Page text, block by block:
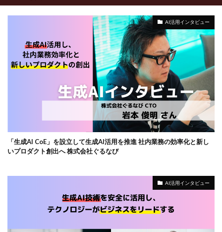
AI活用インタビュー
「生成AI CoE」を設立して生成AI活用を推進 社内業務の効率化と新し
いプロダクト創出へ 株式会社ぐるなび
AI活用インタビュー